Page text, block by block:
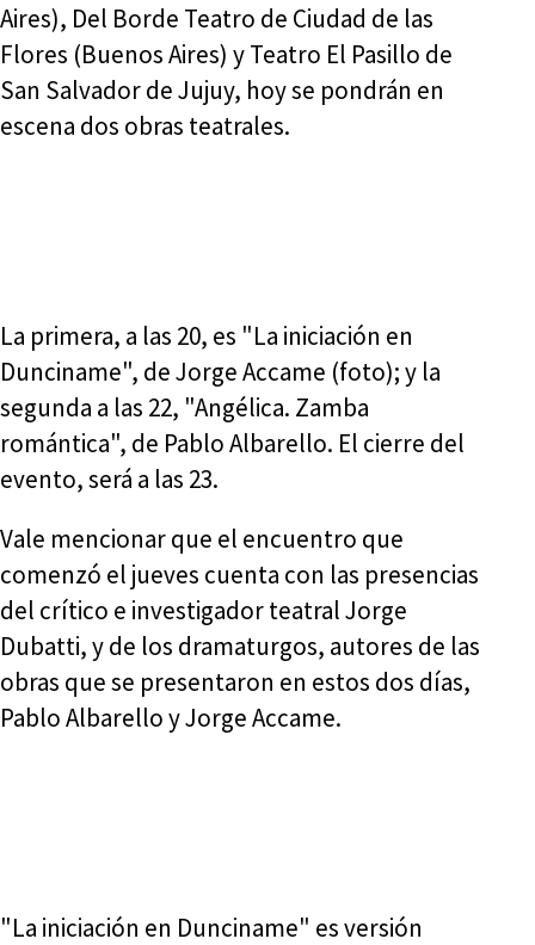
Aires), Del Borde Teatro de Ciudad de las
Flores (Buenos Aires) y Teatro El Pasillo de
San Salvador de Jujuy, hoy se pondrán en
escena dos obras teatrales.
La primera, a las 20, es "La iniciación en
Dunciname", de Jorge Accame (foto); y la
segunda a las 22, "Angélica. Zamba
romántica", de Pablo Albarello. El cierre del
evento, será a las 23.
Vale mencionar que el encuentro que
comenzó el jueves cuenta con las presencias
del crítico e investigador teatral Jorge
Dubatti, y de los dramaturgos, autores de las
obras que se presentaron en estos dos días,
Pablo Albarello y Jorge Accame.
"La iniciación en Dunciname" es versión